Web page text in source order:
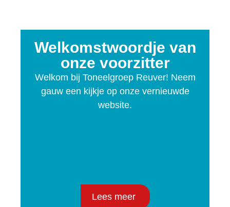
Welkomstwoordje van
onze voorzitter
Welkom bij Toneelgroep Reuver! Neem
gauw een kijkje op onze vernieuwde
website.
Lees meer